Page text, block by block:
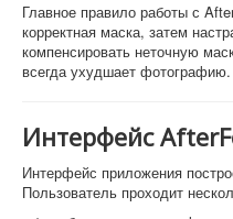
Главное правило работы с
корректная маска, затем
компенсировать неточную
всегда ухудшает фотографию.
Интерфейс
Интерфейс приложения
Пользователь проходит